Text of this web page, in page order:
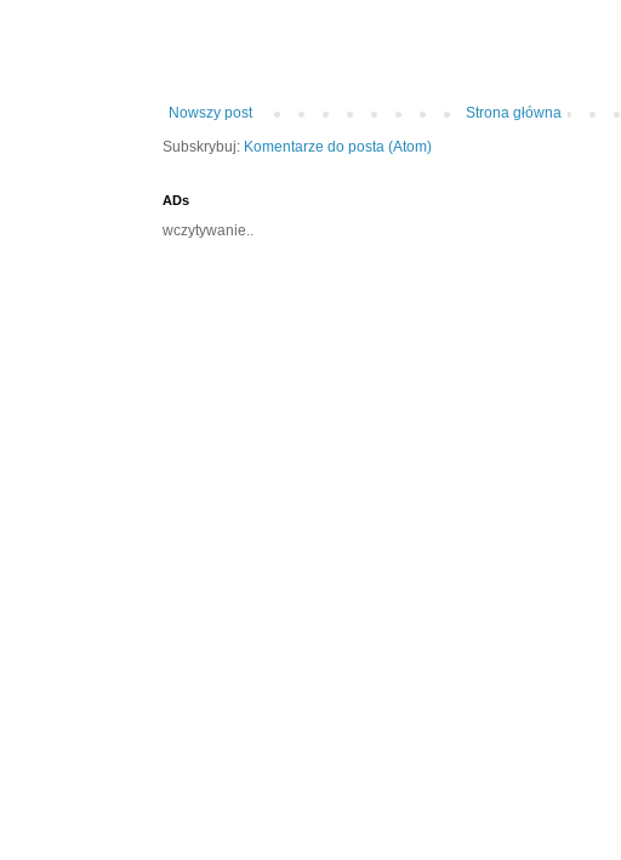
Nowszy post
Strona główna
Subskrybuj: Komentarze do posta (Atom)
ADs
wczytywanie..